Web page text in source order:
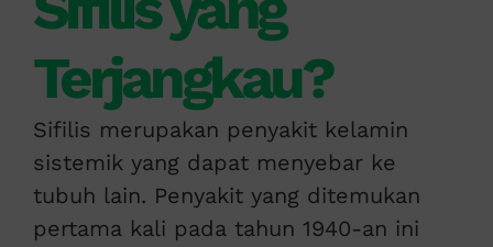
Terjangkau?
Sifilis merupakan penyakit kelamin
sistemik yang dapat menyebar ke
tubuh lain. Penyakit yang ditemukan
pertama kali pada tahun 1940-an ini